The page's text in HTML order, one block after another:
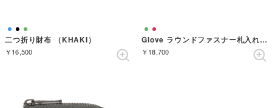
二つ折り財布 （KHAKI）
￥16,500
Glove ラウンドファスナー札入れ （WINE）
￥18,700